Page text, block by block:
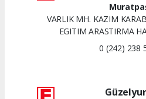
VARLIK MH. KAZIM
EGITIM ARASTIRMA
0 (242) 238